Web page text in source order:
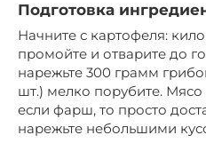
Подготовка
Начните с картофеля:
промойте и отварите до
нарежьте 300 грамм
шт.) мелко порубите. Мясо
если фарш, то просто
нарежьте небольшими